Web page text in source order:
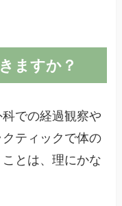
ますか？
での経過観察や
ティックで体の
とは、理にかな